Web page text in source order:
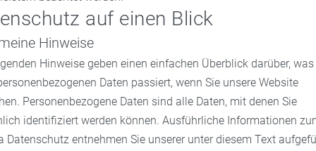
auf einen Blick
Hinweise
Hinweise geben einen einfachen Überblick darüber,
Daten passiert, wenn Sie unsere Website
Personenbezogene Daten sind alle Daten, mit denen Sie
identifiziert werden können. Ausführliche Informationen
Datenschutz entnehmen Sie unserer unter diesem Text